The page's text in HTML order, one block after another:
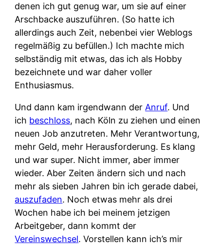
denen ich gut genug war, um sie auf einer
Arschbacke auszuführen. (So hatte ich
allerdings auch Zeit, nebenbei vier Weblogs
regelmäßig zu befüllen.) Ich machte mich
selbständig mit etwas, das ich als Hobby
bezeichnete und war daher voller
Enthusiasmus.
Und dann kam irgendwann der Anruf. Und
ich beschloss, nach Köln zu ziehen und einen
neuen Job anzutreten. Mehr Verantwortung,
mehr Geld, mehr Herausforderung. Es klang
und war super. Nicht immer, aber immer
wieder. Aber Zeiten ändern sich und nach
mehr als sieben Jahren bin ich gerade dabei,
auszufaden. Noch etwas mehr als drei
Wochen habe ich bei meinem jetzigen
Arbeitgeber, dann kommt der
Vereinswechsel. Vorstellen kann ich’s mir